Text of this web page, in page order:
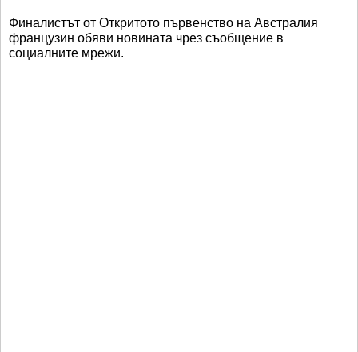
Финалистът от Откритото първенство на Австралия
французин обяви новината чрез съобщение в
социалните мрежи.